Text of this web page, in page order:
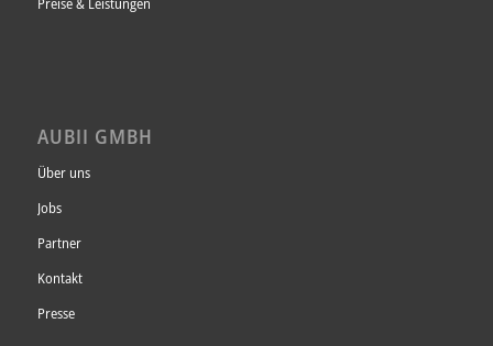
Unsere Datenschutzerklärung finden sie
AUBII GMBH
Über uns
Jobs
Partner
Kontakt
Presse